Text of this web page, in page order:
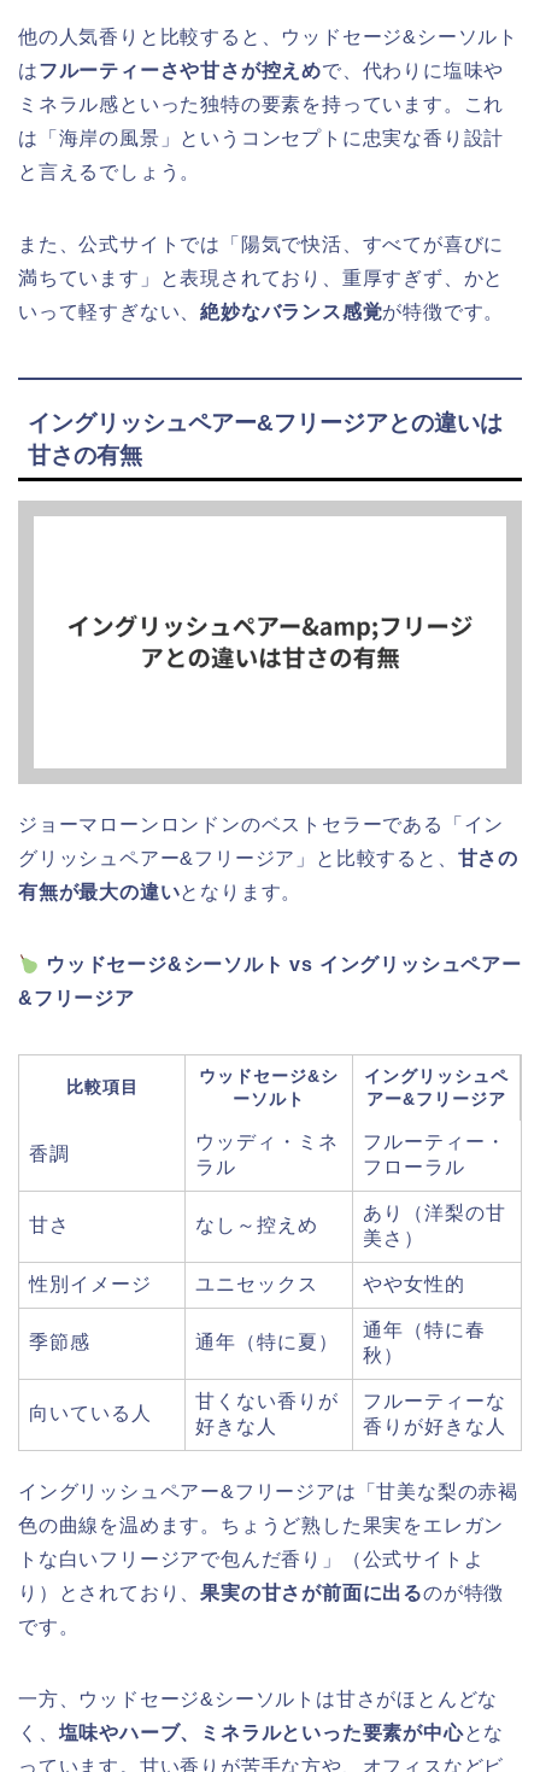
他の人気香りと比較すると、ウッドセージ&シーソルト
はフルーティーさや甘さが控えめで、代わりに塩味や
ミネラル感といった独特の要素を持っています。これ
は「海岸の風景」というコンセプトに忠実な香り設計
と言えるでしょう。
また、公式サイトでは「陽気で快活、すべてが喜びに
満ちています」と表現されており、重厚すぎず、かと
いって軽すぎない、絶妙なバランス感覚が特徴です。
イングリッシュペアー&フリージアとの違いは
甘さの有無
ジョーマローンロンドンのベストセラーである「イン
グリッシュペアー&フリージア」と比較すると、 甘さの
有無が最大の違いとなります。
ウッドセージ&シーソルト vs イングリッシュペアー
&フリージア
比較項目
ウッドセージ&シ
ーソルト
イングリッシュペ
アー&フリージア
香調
ウッディ・ミネ
ラル
フルーティー・
フローラル
甘さ なし～控えめ
あり（洋梨の甘
美さ）
性別イメージ ユニセックス やや女性的
季節感 通年（特に夏）
通年（特に春
秋）
向いている人
甘くない香りが
好きな人
フルーティーな
香りが好きな人
イングリッシュペアー&フリージアは「甘美な梨の赤褐
色の曲線を温めます。ちょうど熟した果実をエレガン
トな白いフリージアで包んだ香り」（公式サイトよ
り）とされており、果実の甘さが前面に出るのが特徴
です。
一方、ウッドセージ&シーソルトは甘さがほとんどな
く、 塩味やハーブ、ミネラルといった要素が中心とな
っています。甘い香りが苦手な方や、オフィスなどビ